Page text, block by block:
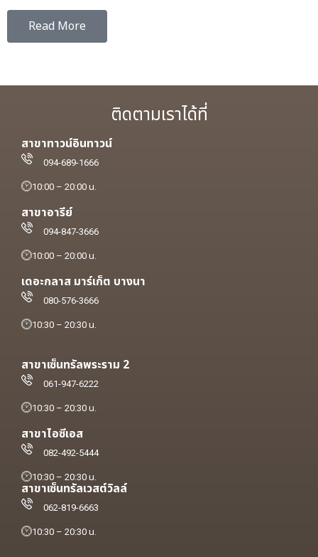
Read More
ติดตามเราได้ที่
สาขาทาวน์อินทาวน์
094-689-1666
10:00 – 20:00 น.
สาขาอารีย์
094-847-3666
10:00 – 20:00 น.
เดอะกลาส มาร์เก็ต บางนา
080-576-3666
10:30 – 20:30 น.
สาขาเซ็นทรัลพระราม 2
061-947-6222
10:30 – 20:30 น.
สาขาไอซีเอส
082-492-5444
10:30 – 20:30 น.
สาขาเซ็นทรัลเวสต์วิลล์
062-819-6663
10:30 – 20:30 น.